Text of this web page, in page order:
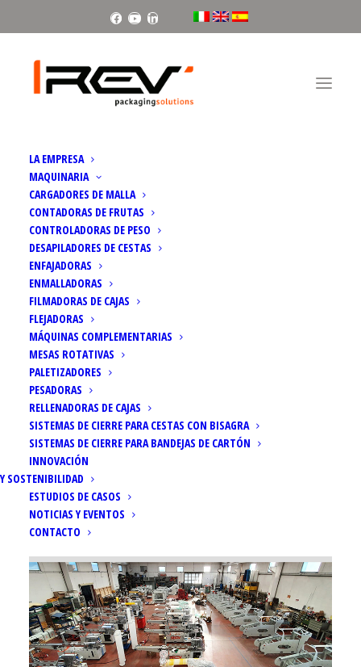
Facebook
YoutubeLinkedin
LA EMPRESA
MAQUINARIA
CARGADORES DE MALLA
CONTADORAS DE FRUTAS
CONTROLADORAS DE PESO
DESAPILADORES DE CESTAS
ENFAJADORAS
ENMALLADORAS
FILMADORAS DE CAJAS
FLEJADORAS
MÁQUINAS COMPLEMENTARIAS
MESAS ROTATIVAS
PALETIZADORES
PESADORAS
RELLENADORAS DE CAJAS
SISTEMAS DE CIERRE PARA CESTAS CON BISAGRA
SISTEMAS DE CIERRE PARA BANDEJAS DE CARTÓN
INNOVACIÓN
Y SOSTENIBILIDAD
ESTUDIOS DE CASOS
NOTICIAS Y EVENTOS
CONTACTO
NÚMEROS RÉCORD PARA LAS
MÁQUINAS PARA EL ENVASADO
Inicio
Noticias
Números récord para las máquinas para el envasado